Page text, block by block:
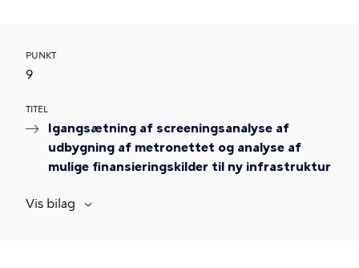
PUNKT
9
TITEL
Igangsætning af screeningsanalyse af
udbygning af metronettet og analyse af
mulige finansieringskilder til ny infrastruktur
Vis bilag